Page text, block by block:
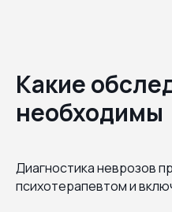
Какие
необходимы
Диагностика неврозов
психотерапевтом и